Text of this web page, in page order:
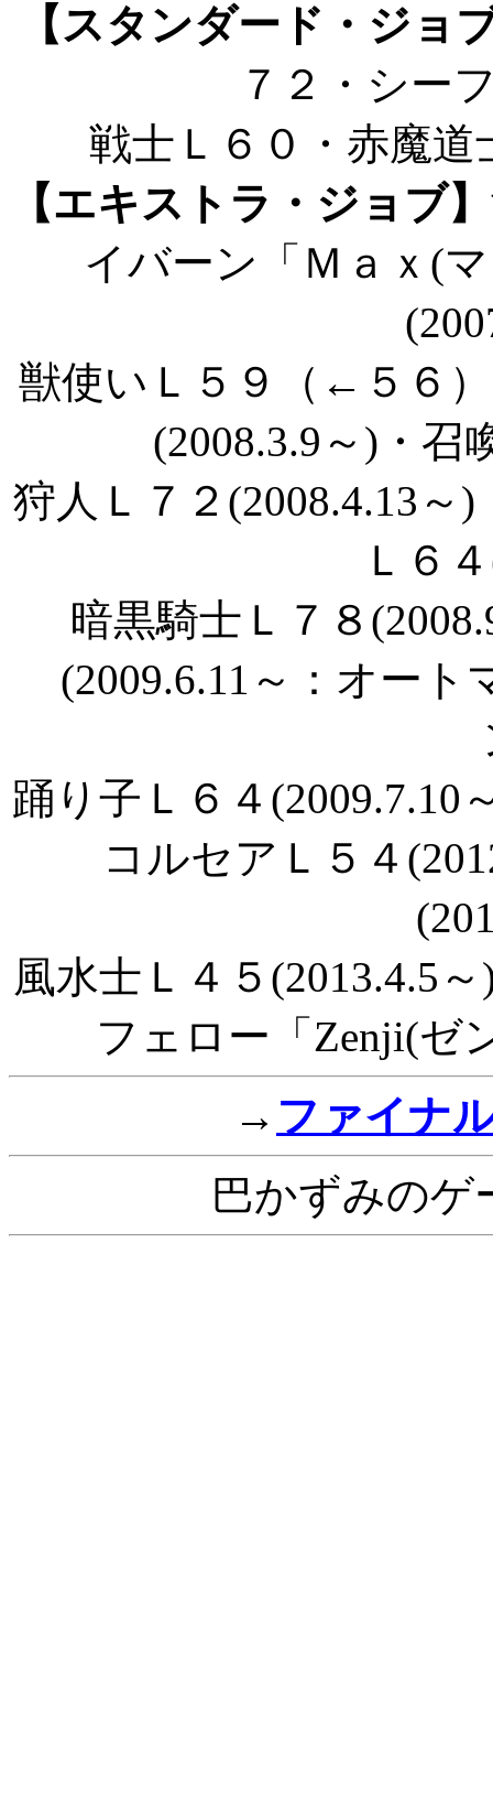
【スタンダード・ジョ
７２・シー
戦士Ｌ６０・赤魔
【エキストラ・ジョブ】
イバーン「Ｍａｘ(
獣使いＬ５９（←５６
(2008.3.9～)・召
狩人Ｌ７２(2008.4.13～
Ｌ６
暗黒騎士Ｌ７８
(2009.6.11～：オー
踊り子Ｌ６４(2009.7.10
コルセアＬ５４
風水士Ｌ４５(2013.4.5
フェロー「Zenji(ゼ
→ ファイナ
巴かずみのゲ